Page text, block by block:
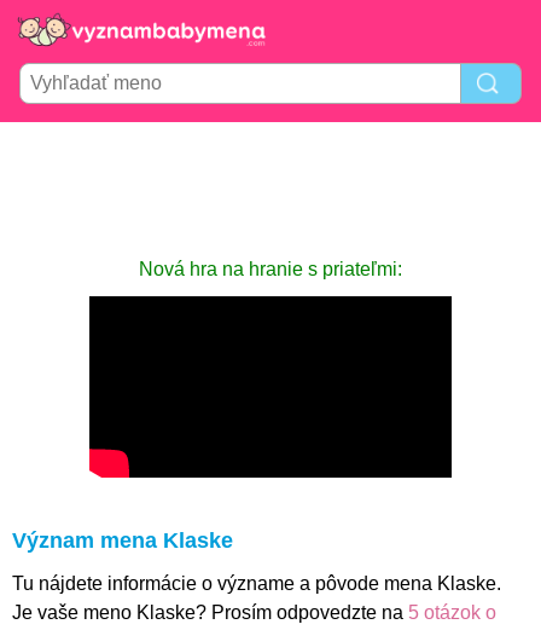
Nová hra na hranie s priateľmi:
Význam mena Klaske
Tu nájdete informácie o význame a pôvode mena Klaske.
Je vaše meno Klaske? Prosím odpovedzte na 5 otázok o